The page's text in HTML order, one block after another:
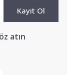
Kayıt Ol
atın